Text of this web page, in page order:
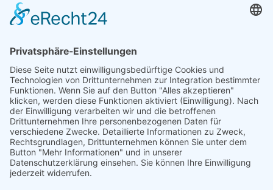
richtig, wenn
Sie Fachleute
Profilbearbeitung,
Abkanttechnik,
Schweißtechnik
oder
Baugruppenfertigung
suchen.
Ansprechpartner
79 - 0
metalltechnik.de
Linkedin
YouTube